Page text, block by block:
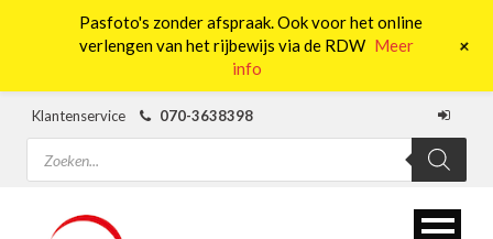
Klantenservice
070-3638398
Producten
zoeken
Pasfoto's zonder afspraak. Ook voor het online
verlengen van het rijbewijs via de RDW Meer
info
+